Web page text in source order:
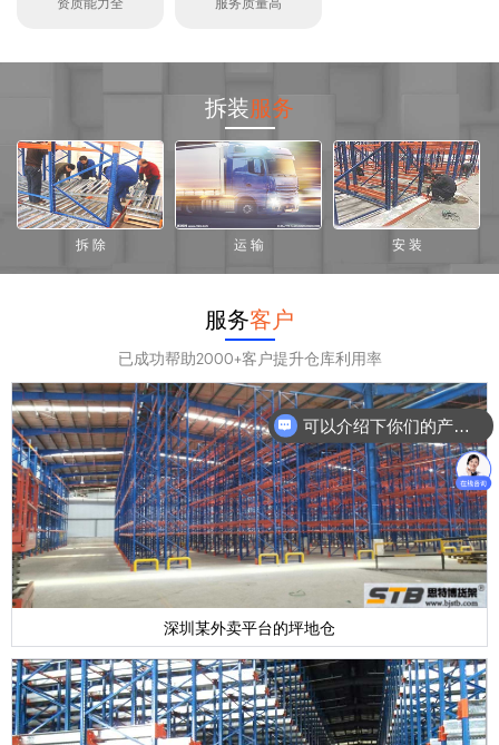
拆装服务
拆 除 运 输 安 装
服务客户
已成功帮助2000+客户提升仓库利用率
深圳某外卖平台的坪地仓
可以介绍下你们的产品么？